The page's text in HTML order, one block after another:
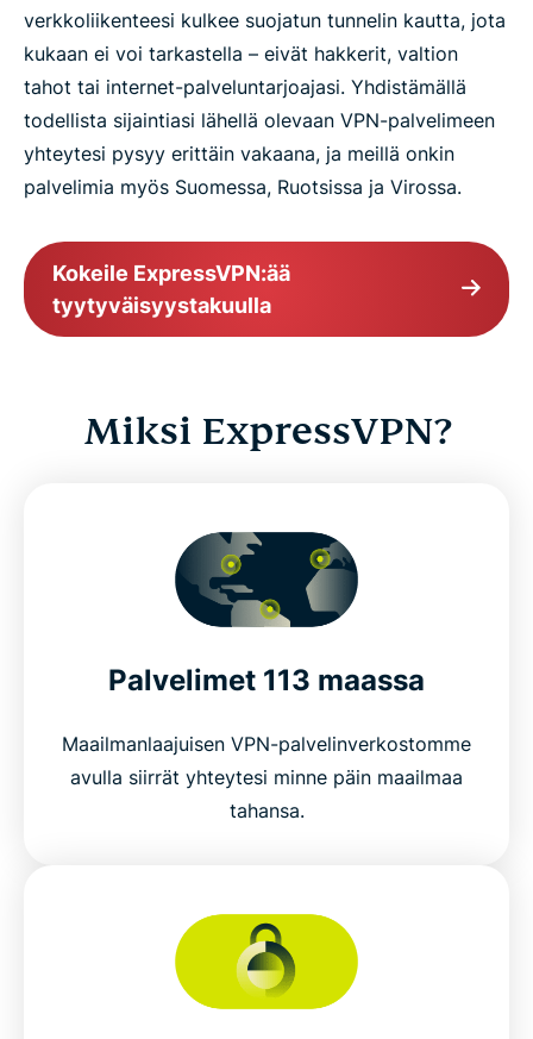
verkkoliikenteesi kulkee suojatun tunnelin kautta, jota
kukaan ei voi tarkastella – eivät hakkerit, valtion
tahot tai internet-palveluntarjoajasi. Yhdistämällä
todellista sijaintiasi lähellä olevaan VPN-palvelimeen
yhteytesi pysyy erittäin vakaana, ja meillä onkin
palvelimia myös Suomessa, Ruotsissa ja Virossa.
Kokeile ExpressVPN:ää
tyytyväisyystakuulla
Miksi ExpressVPN?
Palvelimet 113 maassa
Maailmanlaajuisen VPN-palvelinverkostomme
avulla siirrät yhteytesi minne päin maailmaa
tahansa.